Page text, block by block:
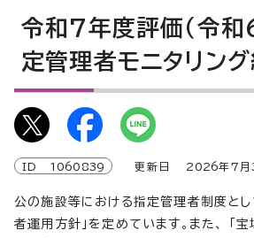
令和7年度評価（令和
定管理者モニタリン
ID 1060839 更新日 2026年7月
公の施設等における指定管理者制度とし
者運用方針」を定めています。また、 「